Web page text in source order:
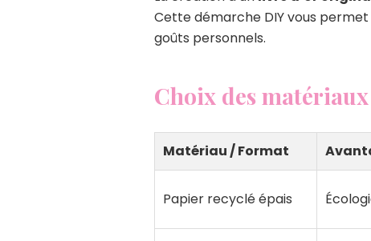
Cette démarche DIY vous
goûts personnels.
Choix des
Matériau / Format
Papier recyclé épais